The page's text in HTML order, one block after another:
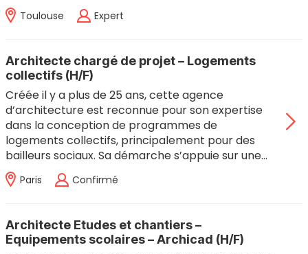
Toulouse Expert
Architecte chargé de projet – Logements
collectifs (H/F)
Créée il y a plus de 25 ans, cette agence
d’architecture est reconnue pour son expertise
dans la conception de programmes de
logements collectifs, principalement pour des
bailleurs sociaux. Sa démarche s’appuie sur une…
Paris Confirmé
Architecte Etudes et chantiers –
Equipements scolaires – Archicad (H/F)